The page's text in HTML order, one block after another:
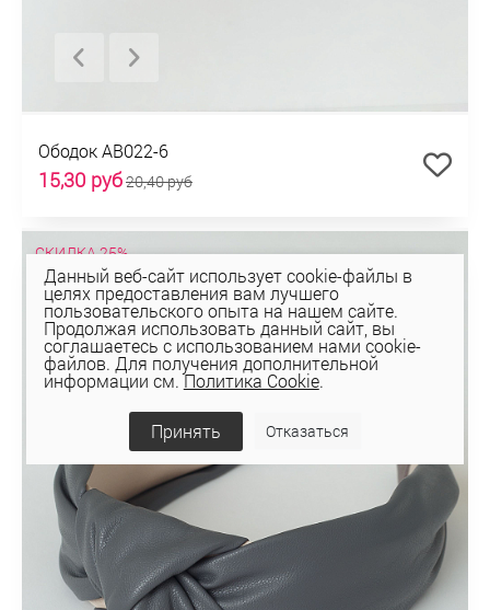
Ободок AB022-6
15,30 руб20,40 руб
СКИДКА 25%
Данный веб-сайт использует cookie-файлы в
целях предоставления вам лучшего
пользовательского опыта на нашем сайте.
Продолжая использовать данный сайт, вы
соглашаетесь с использованием нами cookie-
файлов. Для получения дополнительной
информации см.Политика Cookie.
Принять Отказаться